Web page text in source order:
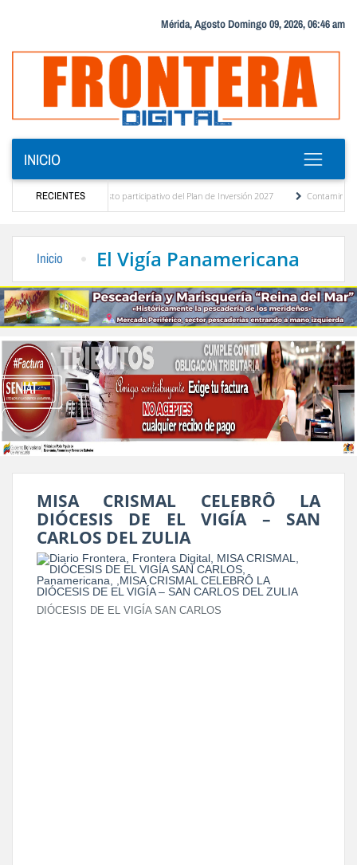
Mérida, Agosto Domingo 09, 2026, 06:46 am
INICIO
RECIENTES
del presupuesto participativo del Plan de Inversión 2027
Contaminación y
Inicio El Vigía Panamericana
MISA CRISMAL CELEBRÔ LA
DIÓCESIS DE EL VIGÍA – SAN
CARLOS DEL ZULIA
DIÓCESIS DE EL VIGÍA SAN CARLOS